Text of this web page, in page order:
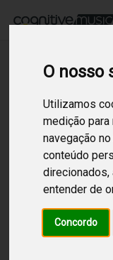
O nosso
Utilizamos
medição
navegação
conteúdo
entender de
Concordo
Setores
e